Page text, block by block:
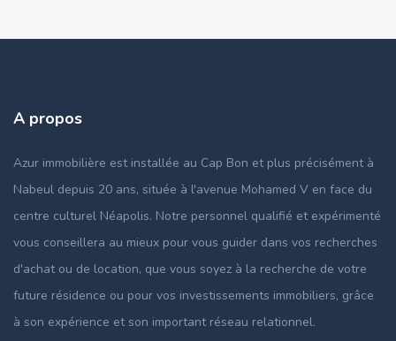
A propos
Azur immobilière est installée au Cap Bon et plus précisément à
Nabeul depuis 20 ans, située à l'avenue Mohamed V en face du
centre culturel Néapolis. Notre personnel qualifié et expérimenté
vous conseillera au mieux pour vous guider dans vos recherches
d'achat ou de location, que vous soyez à la recherche de votre
future résidence ou pour vos investissements immobiliers, grâce
à son expérience et son important réseau relationnel.